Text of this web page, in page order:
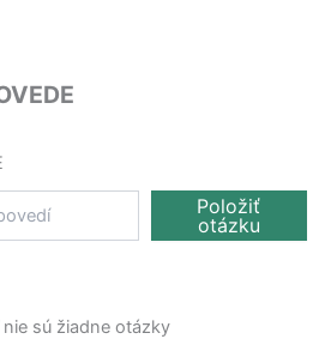
Položiť
otázku
nie sú žiadne otázky